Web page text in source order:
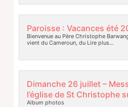
Paroisse : Vacances été
Bienvenue au Père Christophe
vient du Cameroun, duLire plus…
Dimanche 26 juillet –
l’église de St Christophe
Album photos